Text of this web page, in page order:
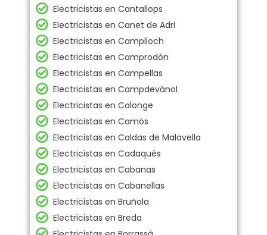
Electricistas en Cantallops
Electricistas en Canet de Adri
Electricistas en Camplloch
Electricistas en Camprodón
Electricistas en Campellas
Electricistas en Campdevánol
Electricistas en Calonge
Electricistas en Camós
Electricistas en Caldas de Malavella
Electricistas en Cadaqués
Electricistas en Cabanas
Electricistas en Cabanellas
Electricistas en Bruñola
Electricistas en Breda